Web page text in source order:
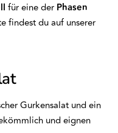
für eine der Phasen
findest du auf unserer
Gurkensalat und ein
und eignen